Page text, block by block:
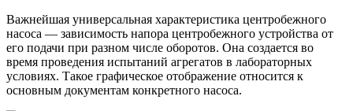
Важнейшая универсальная характеристика центробежного
насоса — зависимость напора центробежного устройства от
его подачи при разном числе оборотов. Она создается во
время проведения испытаний агрегатов в лабораторных
условиях. Такое графическое отображение относится к
основным документам конкретного насоса.